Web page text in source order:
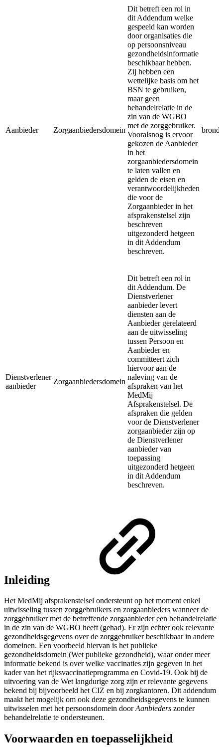
Aanbieder Zorgaanbiedersdomein
Dit betreft een rol in
dit Addendum welke
gespeeld kan worden
door organisaties die
op persoonsniveau
gezondheidsinformatie
beschikbaar hebben.
Zij hebben een
wettelijke basis om het
BSN te gebruiken,
maar geen
behandelrelatie in de
zin van de WGBO
met de zorggebruiker.
Vooralsnog is ervoor
gekozen de Aanbieder
in het
zorgaanbiedersdomein
te laten vallen en
gelden de eisen en
verantwoordelijkheden
die voor de
Zorgaanbieder in het
afsprakenstelsel zijn
beschreven
uitgezonderd hetgeen
in dit Addendum
beschreven.
Dienstverlener
aanbieder
Zorgaanbiedersdomein
Dit betreft een rol in
dit Addendum. De
Dienstverlener
aanbieder levert
diensten aan de
Aanbiedergerelateerd
aan de uitwisseling
tussen Persoon en
Aanbieder en
committeert zich
hiervoor aan de
naleving van de
afspraken van het
MedMij
Afsprakenstelsel. De
afspraken die gelden
voor de Dienstverlener
zorgaanbieder zijn op
de Dienstverlener
aanbieder van
toepassing
uitgezonderd hetgeen
in dit Addendum
beschreven.
Inleiding
Het MedMij afsprakenstelsel ondersteunt op het moment enkel
uitwisseling tussen zorggebruikers en zorgaanbieders wanneer de
zorggebruiker met de betreffende zorgaanbieder een behandelrelatie
in de zin van de WGBO heeft (gehad). Er zijn echter ook relevante
gezondheidsgegevens over de zorggebruiker beschikbaar in andere
domeinen. Een voorbeeld hiervan is het publieke
gezondheidsdomein (Wet publieke gezondheid), waar onder meer
informatie bekend is over welke vaccinaties zijn gegeven in het
kader van het rijksvaccinatieprogramma en Covid-19. Ook bij de
uitvoering van de Wet langdurige zorg zijn er relevante gegevens
bekend bij bijvoorbeeld het CIZ en bij zorgkantoren. Dit addendum
maakt het mogelijk om ook deze gezondheidsgegevens te kunnen
uitwisselen met het persoonsdomein doorAanbieders zonder
behandelrelatie te ondersteunen.
Voorwaarden en toepasselijkheid